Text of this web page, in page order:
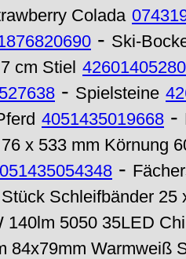
Colada
- Ski-
cm Stiel
- Spielsteine
4051435019668 -
x 533 mm Körnung
-
Schleifbänder 25
140lm 5050 35LED
84x79mm Warmweiß